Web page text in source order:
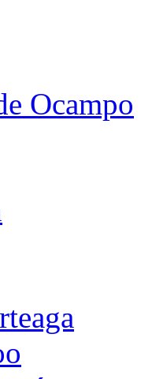
Ocampo